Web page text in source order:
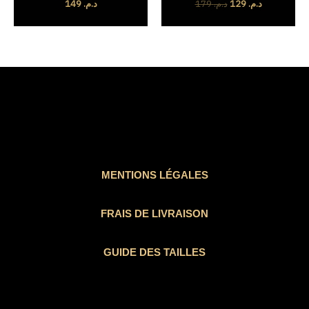
د.م. 149 د.م.179
د.م. 129
MENTIONS LÉGALES
FRAIS DE LIVRAISON
GUIDE DES TAILLES